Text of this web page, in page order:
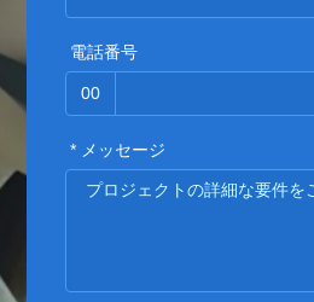
電話番号
00
* メッセージ